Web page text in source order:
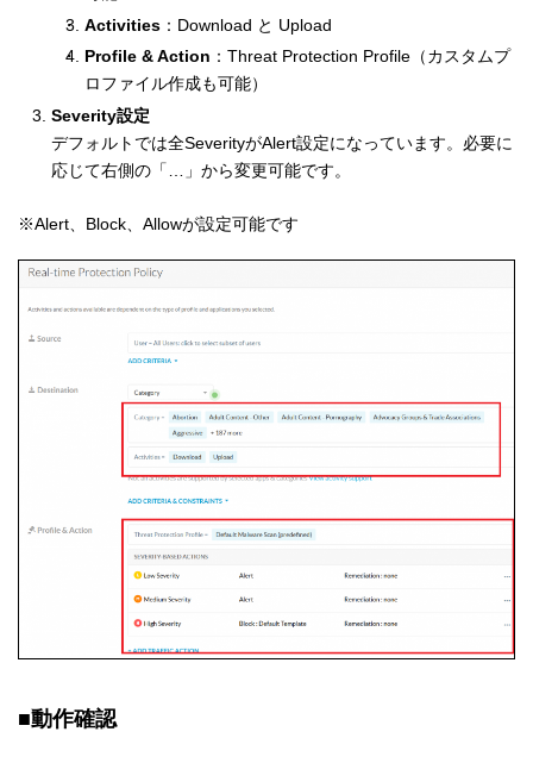
Activities ：Download と Upload
Profile & Action ：Threat Protection Profile（カスタムプ
ロファイル作成も可能）
Severity設定
デフォルトでは全SeverityがAlert設定になっています。必要に
応じて右側の「…」から変更可能です。
※Alert、Block、Allowが設定可能です
■動作確認